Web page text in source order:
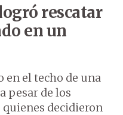
rescatar
en un
en el techo de una
pesar de los
quienes decidieron